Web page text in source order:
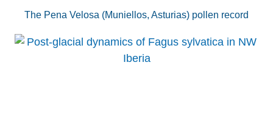
The Pena Velosa (Muniellos, Asturias) pollen record